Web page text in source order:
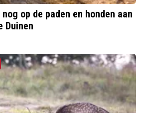
op de paden en honden aan
Duinen